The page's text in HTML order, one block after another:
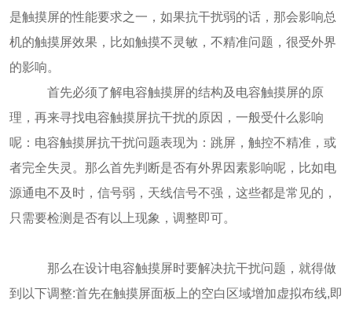
是触摸屏的性能要求之一，如果抗干扰弱的话，那会影响总
机的触摸屏效果，比如触摸不灵敏，不精准问题，很受外界
的影响。
首先必须了解电容触摸屏的结构及电容触摸屏的原
理，再来寻找电容触摸屏抗干扰的原因，一般受什么影响
呢：电容触摸屏抗干扰问题表现为：跳屏，触控不精准，或
者完全失灵。那么首先判断是否有外界因素影响呢，比如电
源通电不及时，信号弱，天线信号不强，这些都是常见的，
只需要检测是否有以上现象，调整即可。
那么在设计电容触摸屏时要解决抗干扰问题，就得做
到以下调整:首先在触摸屏面板上的空白区域增加虚拟布线,即